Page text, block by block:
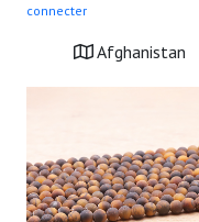
connecter
Afghanistan